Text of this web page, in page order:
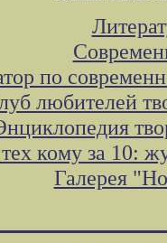
по
любителей
кому за 10:
Галерея